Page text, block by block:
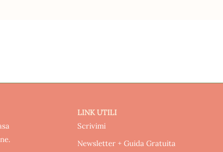
LINK UTILI
Scrivimi
Newsletter + Guida Gratuita